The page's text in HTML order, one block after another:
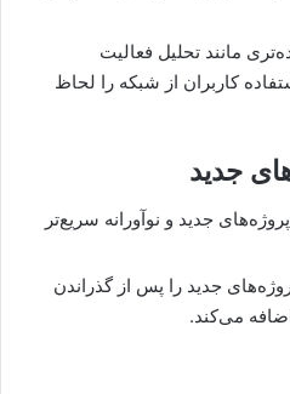
مانند تحلیل فعالیت
کاربران از شبکه را لحاظ
جدید و نوآورانه سریع‌تر
جدید را پس از گذراندن
می‌کند.